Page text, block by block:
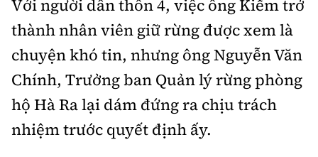
Với người dân thôn 4, việc ông Kiếm trở
thành nhân viên giữ rừng được xem là
chuyện khó tin, nhưng ông Nguyễn Văn
Chính, Trưởng ban Quản lý rừng phòng
hộ Hà Ra lại dám đứng ra chịu trách
nhiệm trước quyết định ấy.